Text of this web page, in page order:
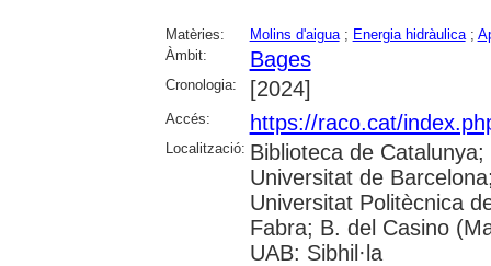
Matèries: Molins d'aigua; Energia hidràulica;
Àmbit:
Bages
Cronologia: [2024]
Accés: https://raco.cat/
Localització: Biblioteca de
Universitat de
Universitat Politècnica
Fabra; B. del Casino
UAB: Sibhil·la